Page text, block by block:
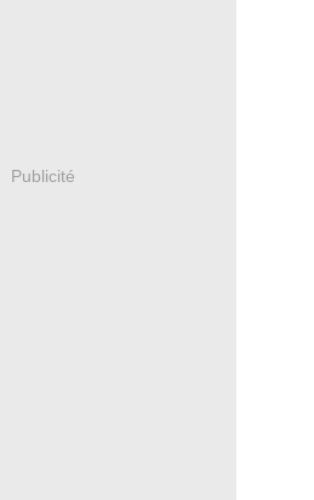
Publicité